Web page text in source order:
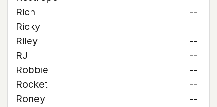
Rich
--
Ricky
--
Riley
--
RJ
--
Robbie
--
Rocket
--
Roney
--